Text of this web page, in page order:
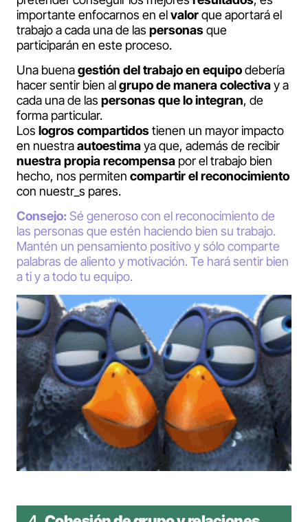
importante enfocarnos en elvalorque aportará el
trabajo a cada una de las personasque
participarán en este proceso.
Una buenagestión del trabajo en equipodebería
hacer sentir bien algrupo de manera colectivay a
cada una de las personas que lo integran, de
forma particular.
Los logros compartidostienen un mayor impacto
en nuestraautoestimaya que, además de recibir
nuestra propia recompensa por el trabajo bien
hecho, nos permiten compartir el reconocimiento
con nuestr_s pares.
Consejo:Sé generoso con el reconocimiento de
las personas que estén haciendo bien su trabajo.
Mantén un pensamiento positivo y sólo comparte
palabras de aliento y motivación. Te hará sentir bien
a ti y a todo tu equipo.